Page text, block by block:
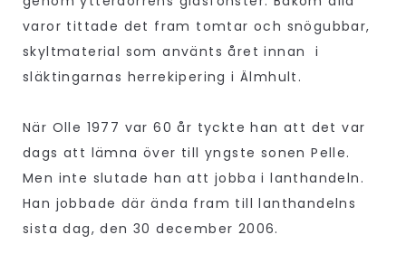
varor tittade det fram tomtar och snögubbar,
skyltmaterial som använts året innan i
släktingarnas herrekipering i Älmhult.
När Olle 1977 var 60 år tyckte han att det var
dags att lämna över till yngste sonen Pelle.
Men inte slutade han att jobba i lanthandeln.
Han jobbade där ända fram till lanthandelns
sista dag, den 30 december 2006.